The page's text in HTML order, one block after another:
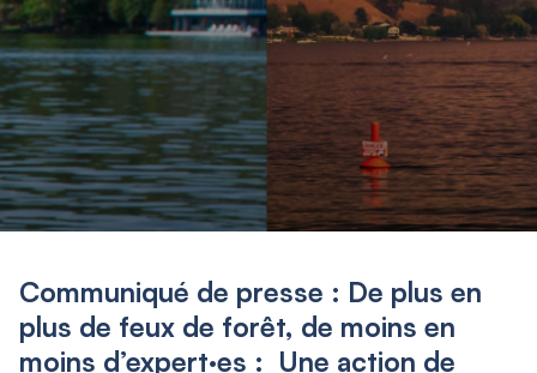
Communiqué de presse : De plus en
plus de feux de forêt, de moins en
moins d’expert·es : Une action de